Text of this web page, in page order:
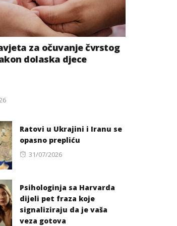
za očuvanje čvrstog
dolaska djece
Ratovi u Ukrajini i Iranu se
opasno prepliću
Posted
31/07/2026
Psihologinja sa Harvarda
dijeli pet fraza koje
signaliziraju da je vaša
veza gotova